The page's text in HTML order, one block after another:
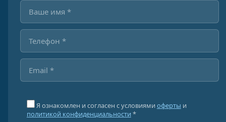
Я ознакомлен и согласен с условиями оферты и
политикой конфиденциальности *